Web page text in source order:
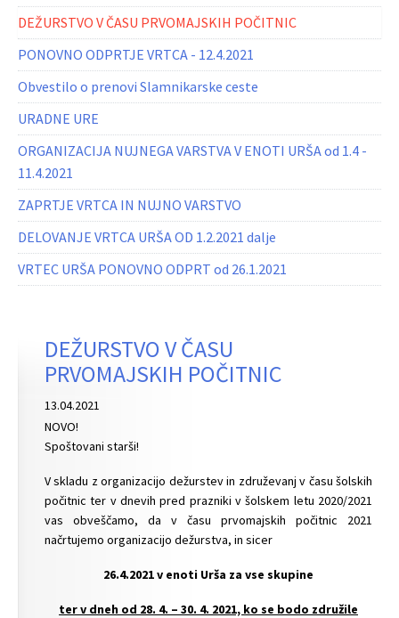
DEŽURSTVO V ČASU PRVOMAJSKIH POČITNIC
PONOVNO ODPRTJE VRTCA - 12.4.2021
Obvestilo o prenovi Slamnikarske ceste
URADNE URE
ORGANIZACIJA NUJNEGA VARSTVA V ENOTI URŠA od 1.4 -
11.4.2021
ZAPRTJE VRTCA IN NUJNO VARSTVO
DELOVANJE VRTCA URŠA OD 1.2.2021 dalje
VRTEC URŠA PONOVNO ODPRT od 26.1.2021
DEŽURSTVO V ČASU
PRVOMAJSKIH POČITNIC
13.04.2021
NOVO!
Spoštovani starši!
V skladu z organizacijo dežurstev in združevanj v času šolskih
počitnic ter v dnevih pred prazniki v šolskem letu 2020/2021
vas obveščamo, da v času prvomajskih počitnic 2021
načrtujemo organizacijo dežurstva, in sicer
26.4.2021 v enoti Urša za vse skupine
ter v dneh od 28. 4. – 30. 4. 2021, ko se bodo združile